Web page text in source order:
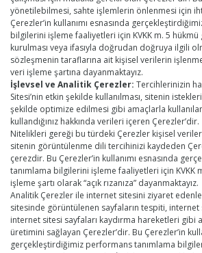
yönetilebilmesi, sahte işlemlerin önlenmesi için
Çerezler’in kullanımı esnasında
bilgilerini işleme faaliyetleri için KVKK m. 5
kurulması veya ifasıyla doğrudan doğruya ilgili
sözleşmenin taraflarına ait kişisel verilerin
veri işleme şartına dayanmaktayız.
İşlevsel ve Analitik Çerezler: Tercihlerinizin
Sitesi’nin etkin şekilde kullanılması, sitenin
şekilde optimize edilmesi gibi amaçlarla
kullandığınız hakkında verileri içeren Çerezler’dir.
Nitelikleri gereği bu türdeki Çerezler kişisel
sitenin görüntülenme dili tercihinizi kaydeden
çerezdir. Bu Çerezler’in kullanımı esnasında
tanımlama bilgilerini işleme faaliyetleri için KVKK
işleme şartı olarak “açık rızanıza” dayanmaktayız.
Analitik Çerezler ile internet sitesini ziyaret
sitesinde görüntülenen sayfaların tespiti,
internet sitesi sayfaları kaydırma hareketleri gibi
üretimini sağlayan Çerezler’dir. Bu Çerezler’in
gerçekleştirdiğimiz performans tanımlama